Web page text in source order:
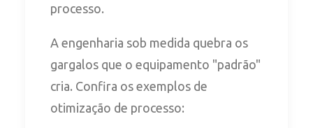
processo.
A engenharia sob medida quebra os
gargalos que o equipamento "padrão"
cria. Confira os exemplos de
otimização de processo: